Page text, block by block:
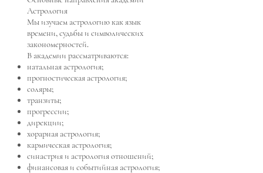
Астрология
Мы изучаем астрологию как язык
времени, судьбы и символических
закономерностей.
В академии рассматриваются:
натальная астрология;
прогностическая астрология;
соляры;
транзиты;
прогрессии;
дирекции;
хорарная астрология;
кармическая астрология;
синастрия и астрология отношений;
финансовая и событийная астрология;